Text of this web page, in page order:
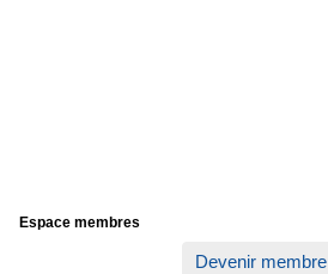
Espace membres
Devenir membre